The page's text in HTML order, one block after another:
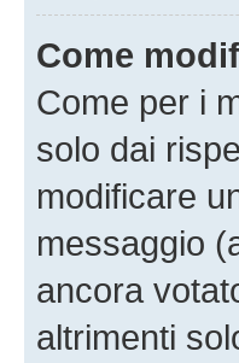
Come
Come per i
solo dai
modificare
messaggio
ancora
altrimenti